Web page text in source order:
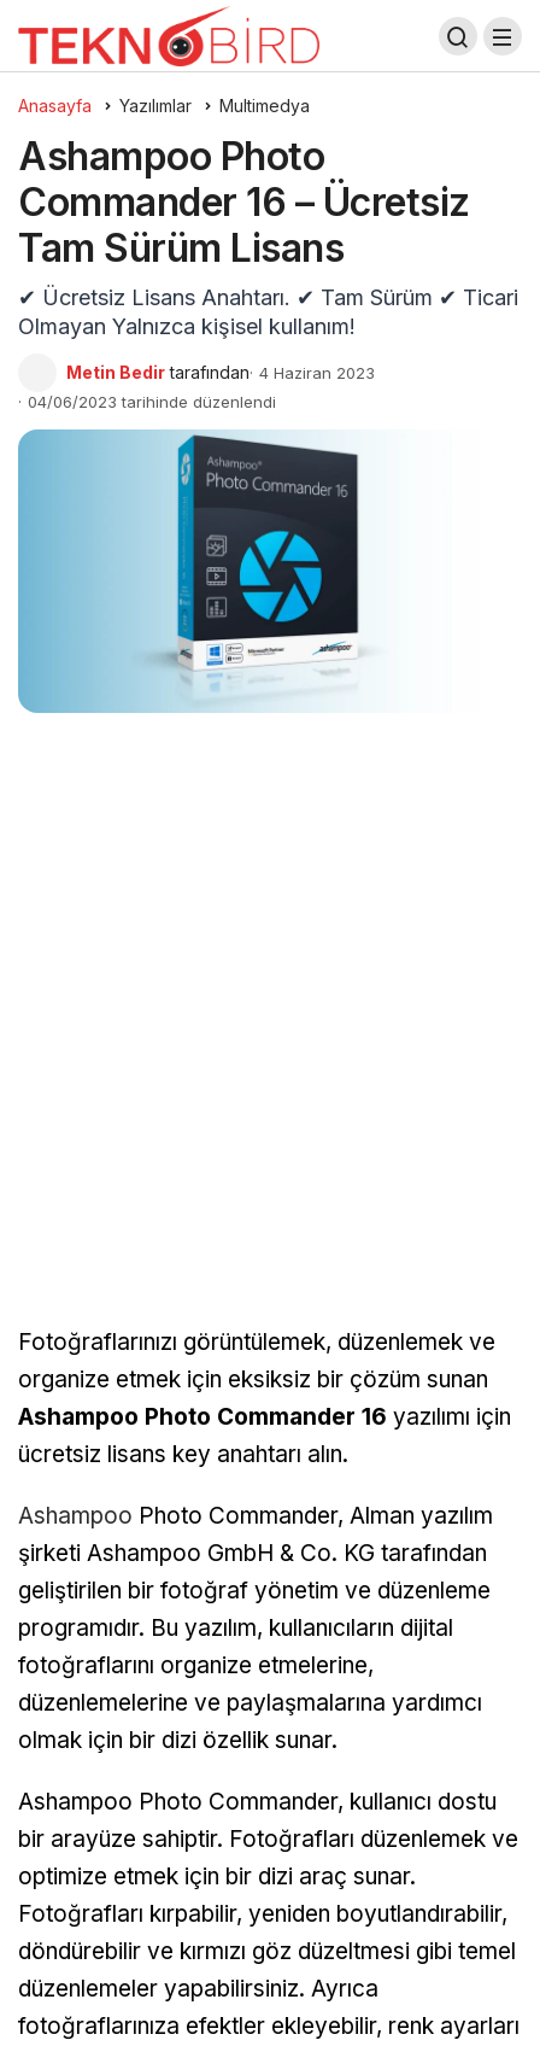
Anasayfa Yazılımlar Multimedya
Ashampoo Photo
Commander 16 – Ücretsiz
Tam Sürüm Lisans
✔ Ücretsiz Lisans Anahtarı. ✔ Tam Sürüm ✔ Ticari
Olmayan Yalnızca kişisel kullanım!
Metin Bedir tarafından 4 Haziran 2023
04/06/2023 tarihinde düzenlendi
Fotoğraflarınızı görüntülemek, düzenlemek ve
organize etmek için eksiksiz bir çözüm sunan
Ashampoo Photo Commander 16 yazılımı için
ücretsiz lisans key anahtarı alın.
Ashampoo Photo Commander, Alman yazılım
şirketi Ashampoo GmbH & Co. KG tarafından
geliştirilen bir fotoğraf yönetim ve düzenleme
programıdır. Bu yazılım, kullanıcıların dijital
fotoğraflarını organize etmelerine,
düzenlemelerine ve paylaşmalarına yardımcı
olmak için bir dizi özellik sunar.
Ashampoo Photo Commander, kullanıcı dostu
bir arayüze sahiptir. Fotoğrafları düzenlemek ve
optimize etmek için bir dizi araç sunar.
Fotoğrafları kırpabilir, yeniden boyutlandırabilir,
döndürebilir ve kırmızı göz düzeltmesi gibi temel
düzenlemeler yapabilirsiniz. Ayrıca
fotoğraflarınıza efektler ekleyebilir, renk ayarları